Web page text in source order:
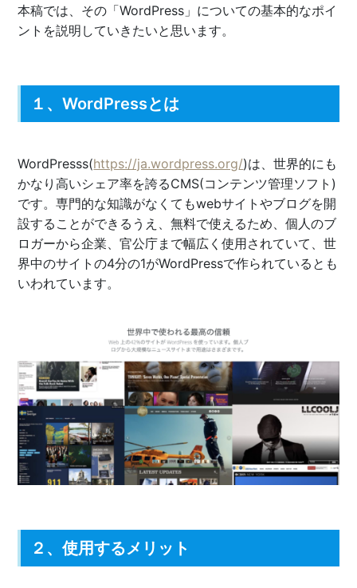
本稿では、その「WordPress」についての基本的なポイ
ントを説明していきたいと思います。
１、WordPressとは
WordPresss(https://ja.wordpress.org/)は、世界的にも
かなり高いシェア率を誇るCMS(コンテンツ管理ソフト)
です。専門的な知識がなくてもwebサイトやブログを開
設することができるうえ、無料で使えるため、個人のブ
ロガーから企業、官公庁まで幅広く使用されていて、世
界中のサイトの4分の1がWordPressで作られているとも
いわれています。
２、使用するメリット